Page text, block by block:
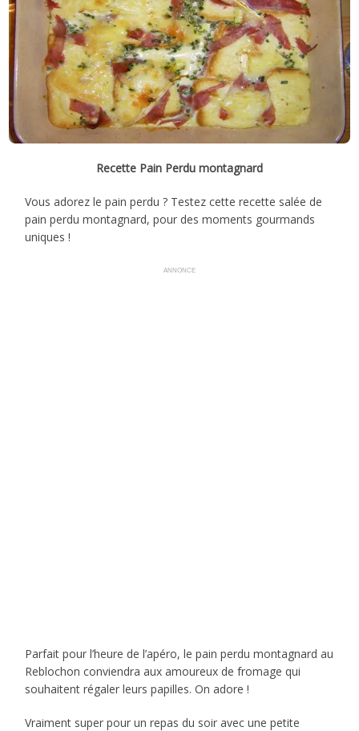
Recette Pain Perdu montagnard
Vous adorez le pain perdu ? Testez cette recette salée de
pain perdu montagnard, pour des moments gourmands
uniques !
ANNONCE
Parfait pour l’heure de l’apéro, le pain perdu montagnard au
Reblochon conviendra aux amoureux de fromage qui
souhaitent régaler leurs papilles. On adore !
Vraiment super pour un repas du soir avec une petite